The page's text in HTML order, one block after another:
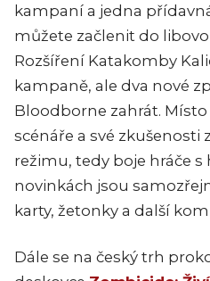
kampaní a jedna
můžete začlenit do
Rozšíření Katakomby
kampaně, ale dva nové
Bloodborne zahrát.
scénáře a své zkušenosti
režimu, tedy boje hráče s
novinkách jsou
karty, žetonky a další
Dále se na český trh